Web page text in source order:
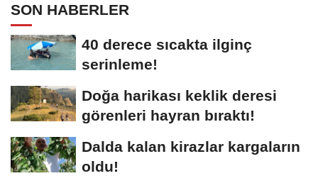
SON HABERLER
40 derece sıcakta ilginç
serinleme!
Doğa harikası keklik deresi
görenleri hayran bıraktı!
Dalda kalan kirazlar kargaların
oldu!